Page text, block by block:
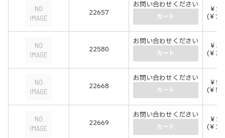
22657
お問い合わせください
カート
￥
(￥
22580
お問い合わせください
カート
￥
(￥
22668
お問い合わせください
カート
￥
(￥
22669
お問い合わせください
カート
￥
(￥